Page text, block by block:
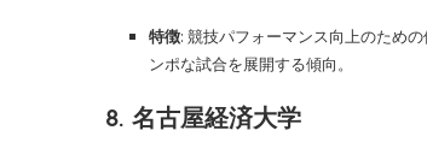
特徴: 競技パフォーマンス向上のため
ンポな試合を展開する傾向。
8. 名古屋経済大学